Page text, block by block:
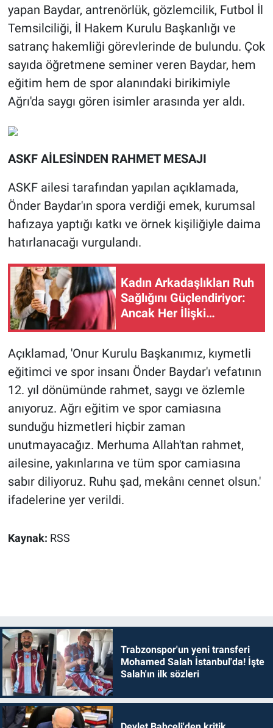
yapan Baydar, antrenörlük, gözlemcilik, Futbol İl
Temsilciliği, İl Hakem Kurulu Başkanlığı ve
satranç hakemliği görevlerinde de bulundu. Çok
sayıda öğretmene seminer veren Baydar, hem
eğitim hem de spor alanındaki birikimiyle
Ağrı'da saygı gören isimler arasında yer aldı.
ASKF AİLESİNDEN RAHMET MESAJI
ASKF ailesi tarafından yapılan açıklamada,
Önder Baydar'ın spora verdiği emek, kurumsal
hafızaya yaptığı katkı ve örnek kişiliğiyle daima
hatırlanacağı vurgulandı.
Kadın Arkadaşlıkları Ruh
Sağlığını Güçlendiriyor:
Ancak Her İlişki
Açıklamad, 'Onur Kurulu Başkanımız, kıymetli
eğitimci ve spor insanı Önder Baydar'ı vefatının
12. yıl dönümünde rahmet, saygı ve özlemle
anıyoruz. Ağrı eğitim ve spor camiasına
sunduğu hizmetleri hiçbir zaman
unutmayacağız. Merhuma Allah'tan rahmet,
ailesine, yakınlarına ve tüm spor camiasına
sabır diliyoruz. Ruhu şad, mekânı cennet olsun.'
ifadelerine yer verildi.
Kaynak: RSS
Trabzonspor'un yeni transferi
Mohamed Salah İstanbul'da! İşte
Salah'ın ilk sözleri